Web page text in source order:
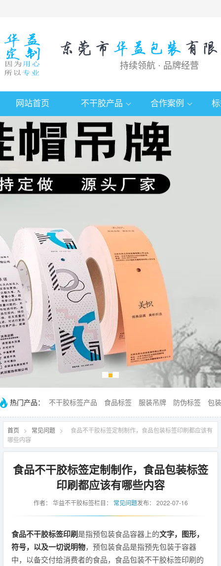
持续领航 · 品牌经营
网站首页 不干胶产品 合作案例
热门产品： 不干胶标签产品 食品标签 服装吊牌 防伪标签 包
首页 > 常见问题 >
食品不干胶标签定制制作，食品包装标签印刷都应该有
哪些内容
食品不干胶标签定制制作，食品包装标签
印刷都应该有哪些内容
作者： 华益不干胶标签栏目： 常见问题发布： 2022-07-16
食品不干胶标签印刷是指预包装食品容器上的文字，图形，
符号，以及一切说明物，预包装食品是指预先包装于容器
中，以备交付给消费者的食品，食品包装不干胶标签印刷的